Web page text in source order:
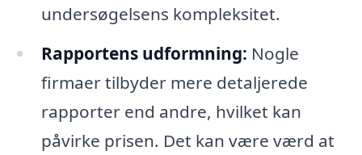
undersøgelsens kompleksitet.
Rapportens udformning: Nogle
firmaer tilbyder mere detaljerede
rapporter end andre, hvilket kan
påvirke prisen. Det kan være værd at